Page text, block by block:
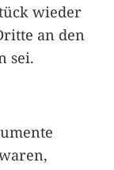
wieder
an den
sei.